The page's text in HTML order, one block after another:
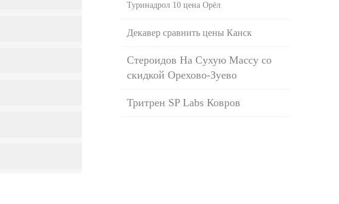
Туринадрол 10 цена Орёл
Декавер сравнить цены Канск
Стероидов На Сухую Массу со
скидкой Орехово-Зуево
Тритрен SP Labs Ковров